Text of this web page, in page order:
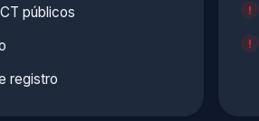
públicos
registro